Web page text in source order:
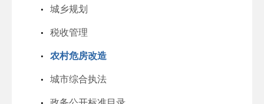
城乡规划
税收管理
农村危房改造
城市综合执法